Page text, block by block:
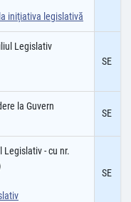
iniţiativa legislativă
Legislativ
SE
la Guvern
SE
Legislativ - cu nr.
SE